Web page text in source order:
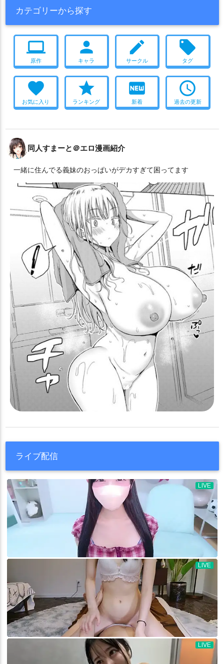
カテゴリーから探す
computer
原作
person
キャラ
create
サークル
local_offer
タグ
favorite
お気に入り
star
ランキング
fiber_new
新着
access_time
過去の更新
同人すまーと＠エロ漫画紹介
一緒に住んでる義妹のおっぱいがデカすぎて困ってます
ライブ配信